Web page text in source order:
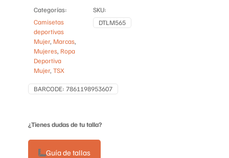
Categorías:
Camisetas
deportivas
Mujer, Marcas,
Mujeres, Ropa
Deportiva
Mujer,TSX
SKU:
DTLM565
BARCODE: 7861198953607
¿Tienes dudas de tu talla?
Guía de tallas